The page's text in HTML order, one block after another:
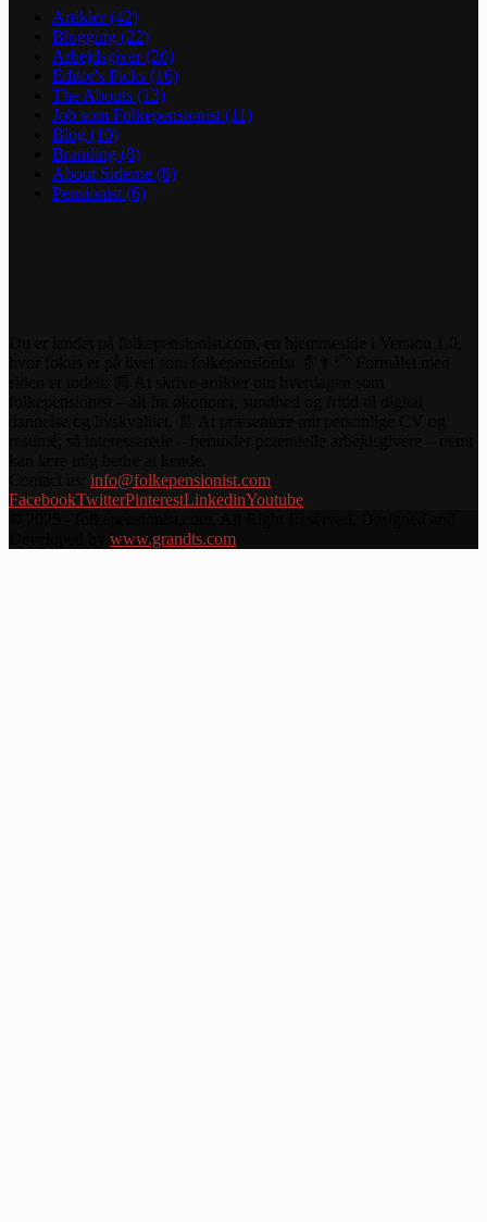
Artikler(42)
Blogging (22)
Arbejdsgiver(20)
Editor's Picks (16)
The Abouts (13)
Job som Folkepensionist (11)
Blog (10)
Branding (8)
About Siderne (8)
Pensionist (6)
info@folkepensionist.com
FacebookTwitterPinterestLinkedinYoutube
www.grandts.com